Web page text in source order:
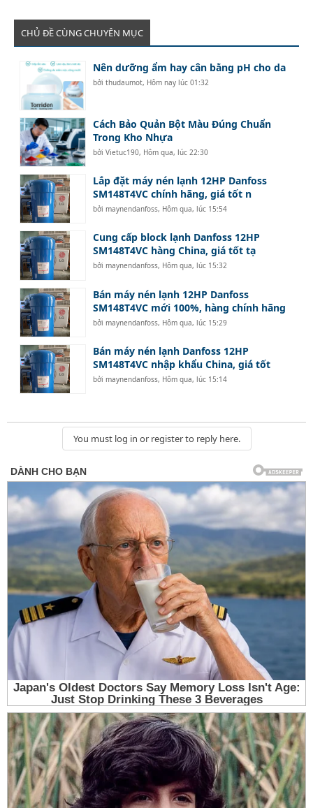
CHỦ ĐỀ CÙNG CHUYÊN MỤC
Nên dưỡng ẩm hay cân bằng pH cho da
bởithudaumot, Hôm nay lúc 01:32
Cách Bảo Quản Bột Màu Đúng Chuẩn
Trong Kho Nhựa
bởiVietuc190, Hôm qua, lúc 22:30
Lắp đặt máy nén lạnh 12HP Danfoss
SM148T4VC chính hãng, giá tốt n
bởimaynendanfoss, Hôm qua, lúc 15:54
Cung cấp block lạnh Danfoss 12HP
SM148T4VC hàng China, giá tốt tạ
bởimaynendanfoss, Hôm qua, lúc 15:32
Bán máy nén lạnh 12HP Danfoss
SM148T4VC mới 100%, hàng chính hãng
bởimaynendanfoss, Hôm qua, lúc 15:29
Bán máy nén lạnh Danfoss 12HP
SM148T4VC nhập khẩu China, giá tốt
bởimaynendanfoss, Hôm qua, lúc 15:14
You must log in or register to reply here.